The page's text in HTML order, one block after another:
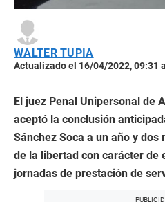
WALTER TUPIA
Actualizado el 16/04/2022, 09:31
El juez Penal Unipersonal de
aceptó la conclusión
Sánchez Soca a un año y
de la libertad con carácter de
jornadas de prestación de